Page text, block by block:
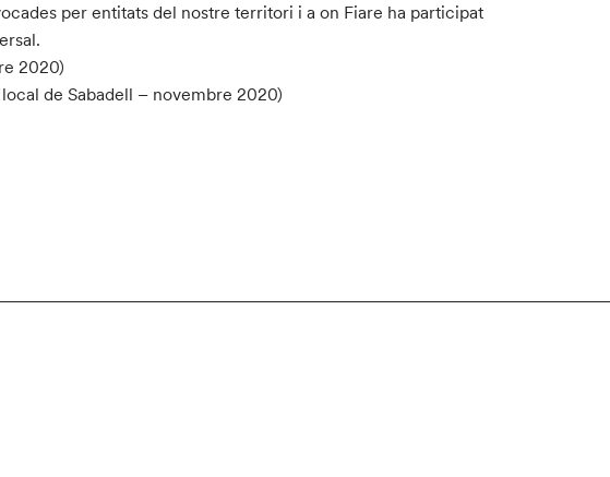
per entitats del nostre territori i a on Fiare ha participat
2020)
de Sabadell – novembre 2020)